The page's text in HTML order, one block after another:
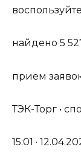
найдено 5
прием
ТЭК-Торг •
15:01 ·